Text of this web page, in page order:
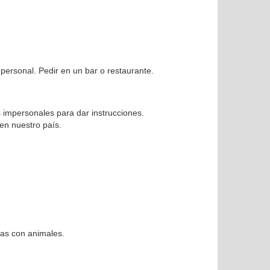
Pedir en un bar o restaurante.
para dar instrucciones.
nuestro país.
con animales.